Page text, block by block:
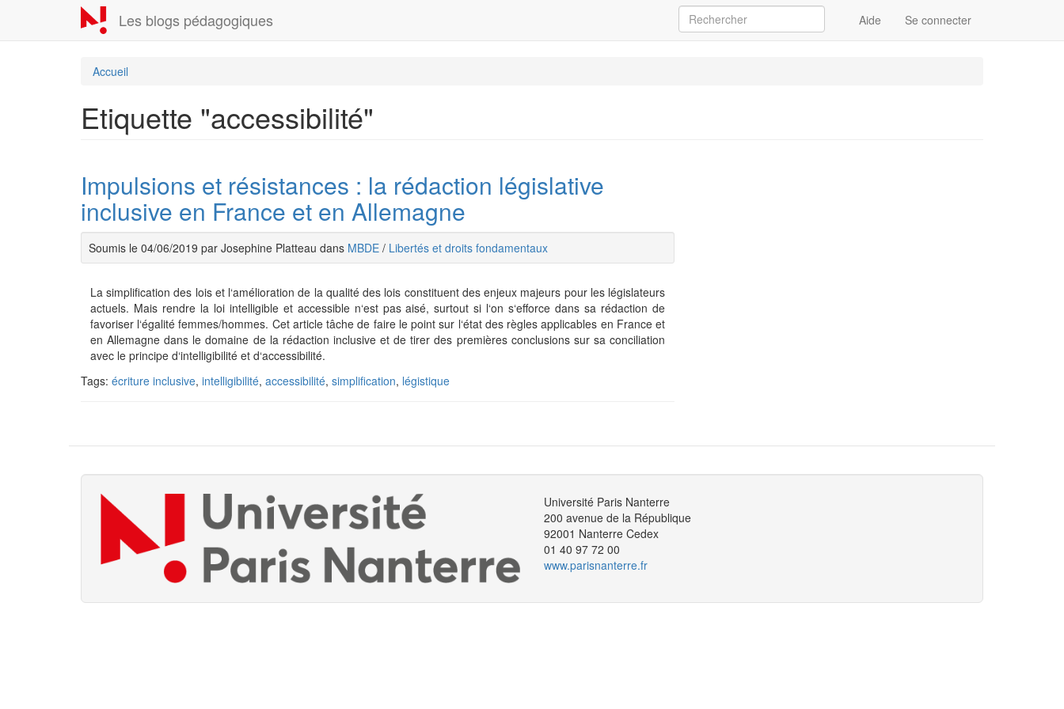
contenu
Les blogs pédagogiques Aide Se connecter
Accueil
Etiquette "accessibilité"
Impulsions et résistances : la rédaction législative
inclusive en France et en Allemagne
Soumis le 04/06/2019 par Josephine Platteau dans MBDE / Libertés et droits fondamentaux
La simplification des lois et l‘amélioration de la qualité des lois constituent des enjeux majeurs pour les législateurs
actuels. Mais rendre la loi intelligible et accessible n‘est pas aisé, surtout si l‘on s‘efforce dans sa rédaction de
favoriser l‘égalité femmes/hommes. Cet article tâche de faire le point sur l‘état des règles applicables en France et
en Allemagne dans le domaine de la rédaction inclusive et de tirer des premières conclusions sur sa conciliation
avec le principe d‘intelligibilité et d‘accessibilité.
Tags: écriture inclusive, intelligibilité, accessibilité, simplification, légistique
Université Paris Nanterre
200 avenue de la République
92001 Nanterre Cedex
01 40 97 72 00
www.parisnanterre.fr